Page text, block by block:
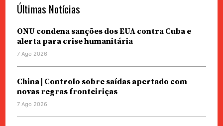
Últimas Notícias
ONU condena sanções dos EUA contra Cuba e
alerta para crise humanitária
7 Ago 2026
China | Controlo sobre saídas apertado com
novas regras fronteiriças
7 Ago 2026